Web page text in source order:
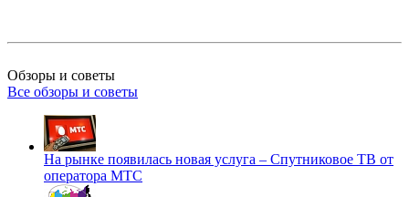
Обзоры и советы
Все обзоры и советы
На рынке появилась новая услуга – Спутниковое ТВ от
оператора МТС